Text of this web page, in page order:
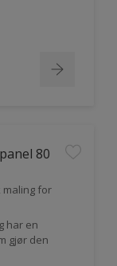
80
for
har en
gjør den